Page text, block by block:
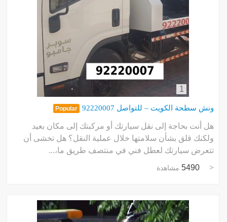
1
ونش سطحة الكويت – للتواصل 92220007 Popular
هل أنت بحاجة إلى نقل سيارتك أو مركبتك إلى مكان بعيد
ولكنك قلق بشأن سلامتها خلال عملية النقل؟ هل تخشى أن
تتعرض سيارتك لعطل فني في منتصف طريق ما،...
5490 مشاهدة